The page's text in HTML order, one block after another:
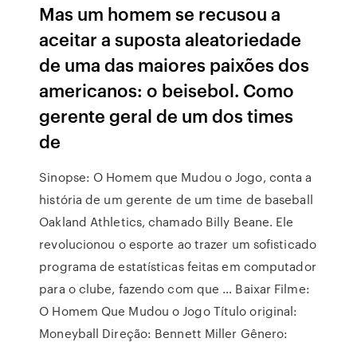
Mas um homem se recusou a
aceitar a suposta aleatoriedade
de uma das maiores paixões dos
americanos: o beisebol. Como
gerente geral de um dos times
de
Sinopse: O Homem que Mudou o Jogo, conta a
história de um gerente de um time de baseball
Oakland Athletics, chamado Billy Beane. Ele
revolucionou o esporte ao trazer um sofisticado
programa de estatísticas feitas em computador
para o clube, fazendo com que … Baixar Filme:
O Homem Que Mudou o Jogo Título original:
Moneyball Direção: Bennett Miller Gênero: